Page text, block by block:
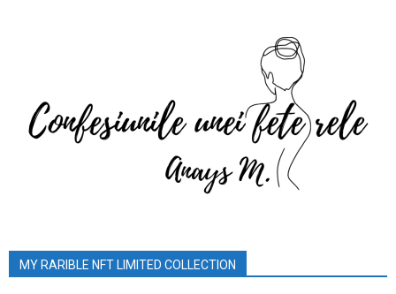
MY RARIBLE NFT LIMITED COLLECTION